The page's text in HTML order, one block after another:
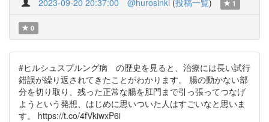
2023-09-20 20:37:00 @hurosinki (投稿一覧) 1
0
#ヒルシュスプルング病 の歴史を見ると、治療には長い試行
錯誤が繰り返されてきたことがわかります。 腸の動かない部
分を切り取り、残った正常な腸を肛門まで引っ張ってつなげ
ようという発想、はじめに思いついた人はすごいなと思いま
す。 https://t.co/4fVkiwxP6i